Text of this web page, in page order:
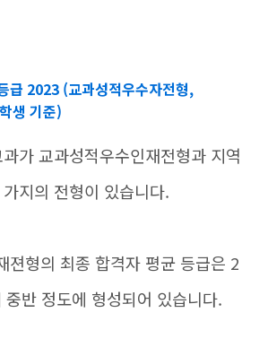
급 2023 (교과성적우수자전형,
생 기준)
가 교과성적우수인재전형과 지역
지의 전형이 있습니다.
젼형의 최종 합격자 평균 등급은 2
반 정도에 형성되어 있습니다.